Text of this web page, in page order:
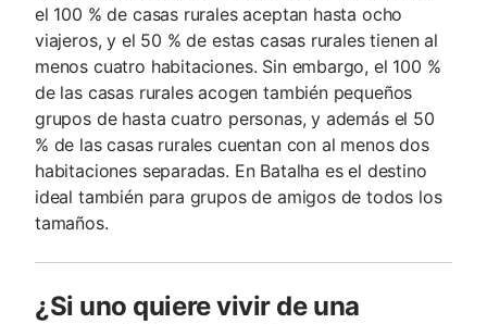
el 100 % de casas rurales aceptan hasta ocho
viajeros, y el 50 % de estas casas rurales tienen al
menos cuatro habitaciones. Sin embargo, el 100 %
de las casas rurales acogen también pequeños
grupos de hasta cuatro personas, y además el 50
% de las casas rurales cuentan con al menos dos
habitaciones separadas. En Batalha es el destino
ideal también para grupos de amigos de todos los
tamaños.
¿Si uno quiere vivir de una